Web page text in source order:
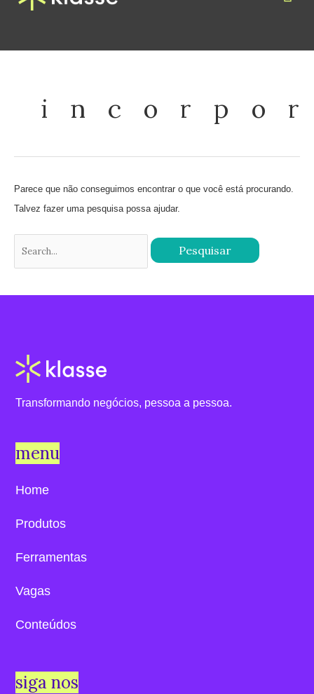
o
Parece que não conseguimos encontrar o que você está procurando.
Talvez fazer uma pesquisa possa ajudar.
Transformando negócios, pessoa a pessoa.
menu
Home
Produtos
Ferramentas
Vagas
Conteúdos
siga nos